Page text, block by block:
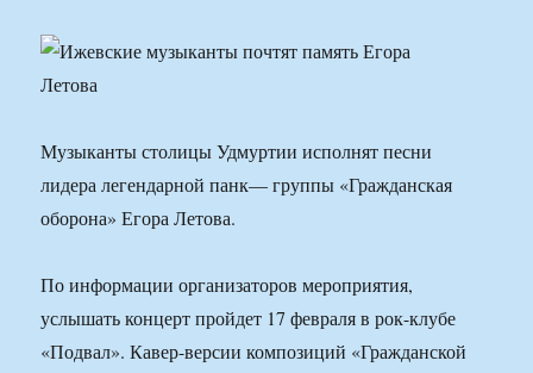
Музыканты столицы Удмуртии исполнят песни
лидера легендарной панк— группы «Гражданская
оборона» Егора Летова.
По информации организаторов мероприятия,
услышать концерт пройдет 17 февраля в рок-клубе
«Подвал». Кавер-версии композиций «Гражданской